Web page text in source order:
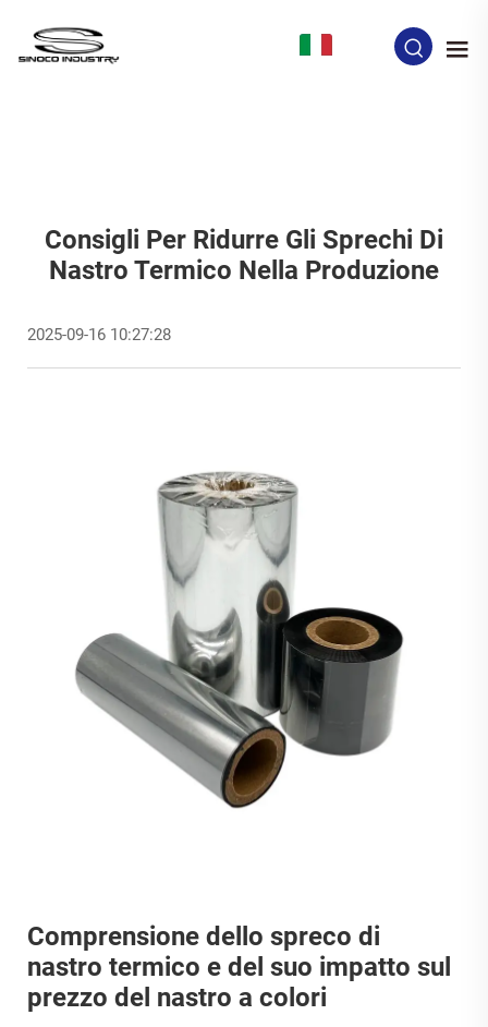
Consigli Per Ridurre Gli Sprechi Di
Nastro Termico Nella Produzione
2025-09-16 10:27:28
Comprensione dello spreco di
nastro termico e del suo impatto sul
prezzo del nastro a colori